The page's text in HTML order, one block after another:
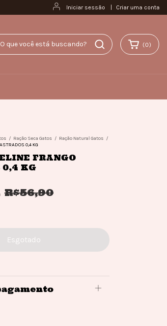
Iniciar sessão Criar uma conta
(0)
/ Ração Seca Gatos / Ração Natural Gatos /
0,4 KG
FRANGO
0,4 KG
R$56,90